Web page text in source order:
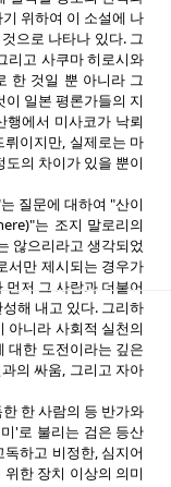
위하여 이 소설에 나
으로 나타나 있다. 그
리고 사쿠마 히로시와
한 것일 뿐 아니라 그
일본 평론가들의 지
행에서 미사코가 낙뢰
이지만, 실제로는 마
의 차이가 있을 뿐이
질문에 대하여 "산이
는 조지 말로리의
않으리라고 생각되었
서만 제시되는 경우가
저 그 사람과 더불어
해 내고 있다. 그리하
아니라 사회적 실천의
대한 도전이라는 깊은
의 싸움, 그리고 자아
한 사람의 등 반가와
'로 불리는 검은 등산
하고 비정한, 심지어
한 장치 이상의 의미